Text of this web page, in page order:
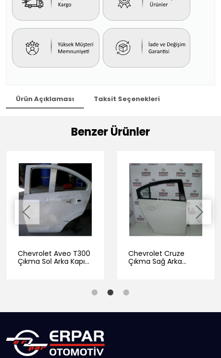
Ürün Açıklaması Taksit Seçenekleri
Benzer Ürünler
Chevrolet Aveo T300
Çıkma Sol Arka Kapı
Chevrolet Cruze
Çıkma Sağ Arka